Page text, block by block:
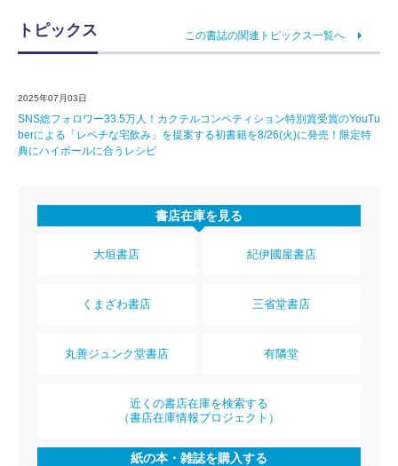
トピックス この書誌の関連トピックス一覧へ
2025年07月03日
SNS総フォロワー33.5万人！カクテルコンペティション特別賞受賞のYouTu
berによる「レベチな宅飲み」を提案する初書籍を8/26(火)に発売！限定特
典にハイボールに合うレシピ
書店在庫を見る
大垣書店 紀伊國屋書店
くまざわ書店 三省堂書店
丸善ジュンク堂書店 有隣堂
近くの書店在庫を検索する
（書店在庫情報プロジェクト）
紙の本・雑誌を購入する